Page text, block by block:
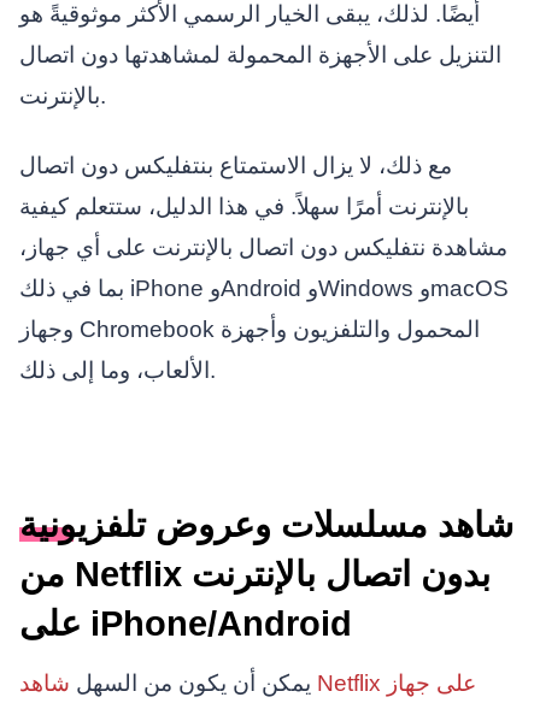
أيضًا. لذلك، يبقى الخيار الرسمي الأكثر موثوقيةً هو
التنزيل على الأجهزة المحمولة لمشاهدتها دون اتصال
بالإنترنت.
مع ذلك، لا يزال الاستمتاع بنتفليكس دون اتصال
بالإنترنت أمرًا سهلاً. في هذا الدليل، ستتعلم كيفية
مشاهدة نتفليكس دون اتصال بالإنترنت على أي جهاز،
بما في ذلك iPhone وAndroid وWindows وmacOS
وجهاز Chromebook المحمول والتلفزيون وأجهزة
الألعاب، وما إلى ذلك.
شاهد مسلسلات وعروض تلفزيونية
من Netflix بدون اتصال بالإنترنت
على iPhone/Android
يمكن أن يكون من السهل شاهد Netflix على جهاز